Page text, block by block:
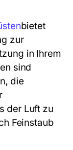
bietet
zur
in Ihrem
sind
die
der Luft zu
Feinstaub